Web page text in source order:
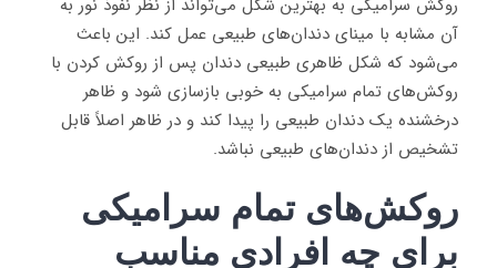
روکش سرامیکی به بهترین شکل می‌تواند از نظر نفوذ نور به
آن مشابه با مینای دندان‌های طبیعی عمل کند. این باعث
می‌شود که شکل ظاهری طبیعی دندان پس از روکش کردن با
روکش‌های تمام سرامیکی به خوبی بازسازی شود و ظاهر
درخشنده یک دندان طبیعی را پیدا کند و در ظاهر اصلاً قابل
تشخیص از دندان‌های طبیعی نباشد.
روکش‌های تمام سرامیکی
برای چه افرادی مناسب